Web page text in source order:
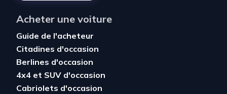
Acheter une voiture
Guide de l'acheteur
Citadines d'occasion
Berlines d'occasion
4x4 et SUV d'occasion
Cabriolets d'occasion